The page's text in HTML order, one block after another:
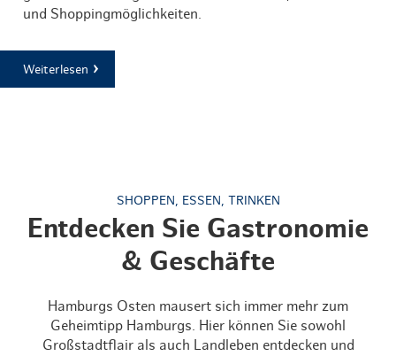
und Shoppingmöglichkeiten.
Weiterlesen
SHOPPEN, ESSEN, TRINKEN
Entdecken Sie Gastronomie
& Geschäfte
Hamburgs Osten mausert sich immer mehr zum
Geheimtipp Hamburgs. Hier können Sie sowohl
Großstadtflair als auch Landleben entdecken und